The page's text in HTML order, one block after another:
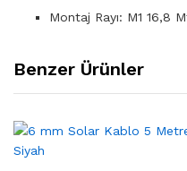
Montaj Rayı: M1 16,8
Benzer Ürünler